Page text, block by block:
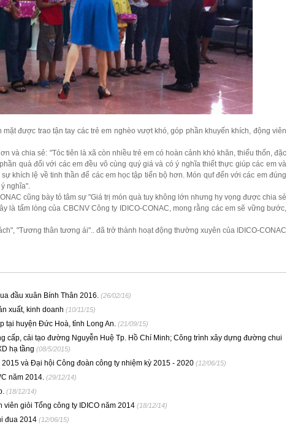
được trao tận tay các trẻ em nghèo vượt khó, góp phần khuyến khích, động viên
và chia sẻ: "Tóc tiên là xã còn nhiều trẻ em có hoàn cảnh khó khăn, thiếu thốn, đặc
quà đối với các em đều vô cùng quý giá và có ý nghĩa thiết thực giúp các em và
khích lệ về tinh thần để các em học tập tiến bộ hơn. Món quf đến với các em đúng
nghĩa".
cũng bày tỏ tâm sự "Giá trị món quà tuy không lớn nhưng hy vọng được chia sẻ
là tấm lòng của CBCNV Công ty IDICO-CONAC, mong rằng các em sẽ vững bước,
"Tương thân tương ái".. đã trở thành hoạt động thường xuyên của IDICO-CONAC
đầu xuân Bính Thân 2016. (26/02/16)
xuất, kinh doanh (10/11/15)
tại huyện Đức Hoà, tỉnh Long An. (21/09/15)
cấp, cải tạo đường Nguyễn Huệ Tp. Hồ Chí Minh; Công trình xây dựng đường chui
hạ tầng (08/5/2015)
và Đại hội Công đoàn công ty nhiệm kỳ 2015 - 2020 (12/06/15)
năm 2014. (29/12/14)
(18/12/14)
viên giỏi Tổng công ty IDICO năm 2014 (18/12/14)
đua 2014 (12/06/15)